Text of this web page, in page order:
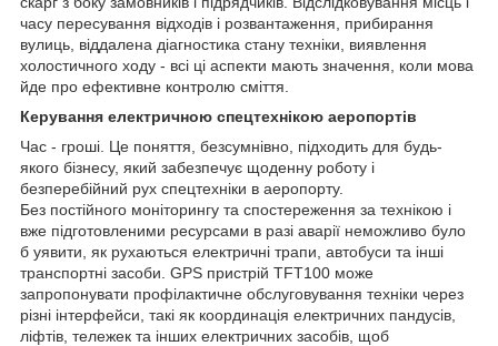
часу пересування відходів і розвантаження, прибирання
вулиць, віддалена діагностика стану техніки, виявлення
холостичного ходу - всі ці аспекти мають значення, коли мова
йде про ефективне контролю сміття.
Керування електричною спецтехнікою аеропортів
Час - гроші. Це поняття, безсумнівно, підходить для будь-
якого бізнесу, який забезпечує щоденну роботу і
безперебійний рух спецтехніки в аеропорту.
Без постійного моніторингу та спостереження за технікою і
вже підготовленими ресурсами в разі аварії неможливо було
б уявити, як рухаються електричні трапи, автобуси та інші
транспортні засоби. GPS пристрій TFT100 може
запропонувати профілактичне обслуговування техніки через
різні інтерфейси, такі як координація електричних пандусів,
ліфтів, тележек та інших електричних засобів, щоб